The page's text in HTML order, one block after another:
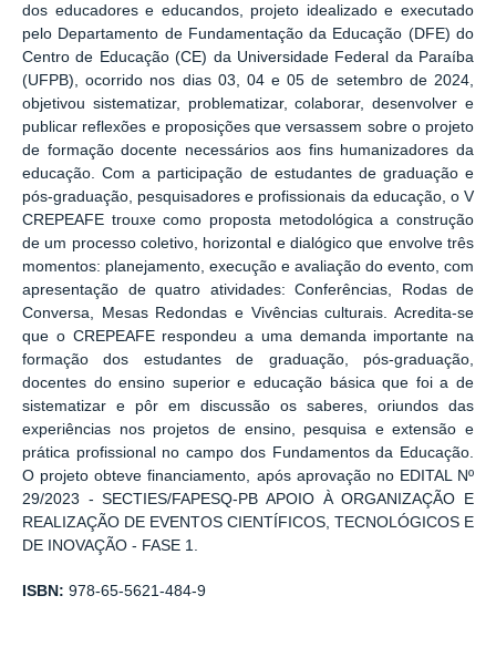
dos educadores e educandos, projeto idealizado e executado
pelo Departamento de Fundamentação da Educação (DFE) do
Centro de Educação (CE) da Universidade Federal da Paraíba
(UFPB), ocorrido nos dias 03, 04 e 05 de setembro de 2024,
objetivou sistematizar, problematizar, colaborar, desenvolver e
publicar reflexões e proposições que versassem sobre o projeto
de formação docente necessários aos fins humanizadores da
educação. Com a participação de estudantes de graduação e
pós-graduação, pesquisadores e profissionais da educação, o V
CREPEAFE trouxe como proposta metodológica a construção
de um processo coletivo, horizontal e dialógico que envolve três
momentos: planejamento, execução e avaliação do evento, com
apresentação de quatro atividades: Conferências, Rodas de
Conversa, Mesas Redondas e Vivências culturais. Acredita-se
que o CREPEAFE respondeu a uma demanda importante na
formação dos estudantes de graduação, pós-graduação,
docentes do ensino superior e educação básica que foi a de
sistematizar e pôr em discussão os saberes, oriundos das
experiências nos projetos de ensino, pesquisa e extensão e
prática profissional no campo dos Fundamentos da Educação.
O projeto obteve financiamento, após aprovação no EDITAL Nº
29/2023 - SECTIES/FAPESQ-PB APOIO À ORGANIZAÇÃO E
REALIZAÇÃO DE EVENTOS CIENTÍFICOS, TECNOLÓGICOS E
DE INOVAÇÃO - FASE 1.
ISBN: 978-65-5621-484-9